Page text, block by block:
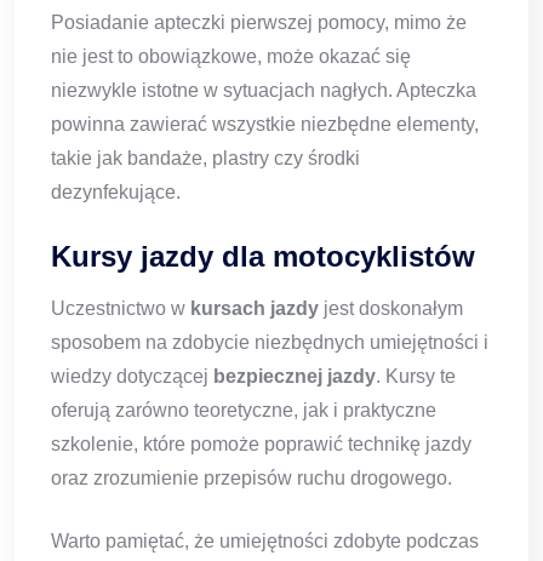
Posiadanie apteczki pierwszej pomocy, mimo że
nie jest to obowiązkowe, może okazać się
niezwykle istotne w sytuacjach nagłych. Apteczka
powinna zawierać wszystkie niezbędne elementy,
takie jak bandaże, plastry czy środki
dezynfekujące.
Kursy jazdy dla motocyklistów
Uczestnictwo w kursach jazdy jest doskonałym
sposobem na zdobycie niezbędnych umiejętności i
wiedzy dotyczącej bezpiecznej jazdy. Kursy te
oferują zarówno teoretyczne, jak i praktyczne
szkolenie, które pomoże poprawić technikę jazdy
oraz zrozumienie przepisów ruchu drogowego.
Warto pamiętać, że umiejętności zdobyte podczas